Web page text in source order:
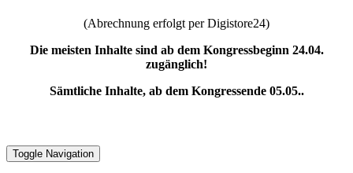
(Abrechnung erfolgt per Digistore24)
Die meisten Inhalte sind ab dem Kongressbeginn 24.04.
zugänglich!
Sämtliche Inhalte, ab dem Kongressende 05.05..
Toggle Navigation